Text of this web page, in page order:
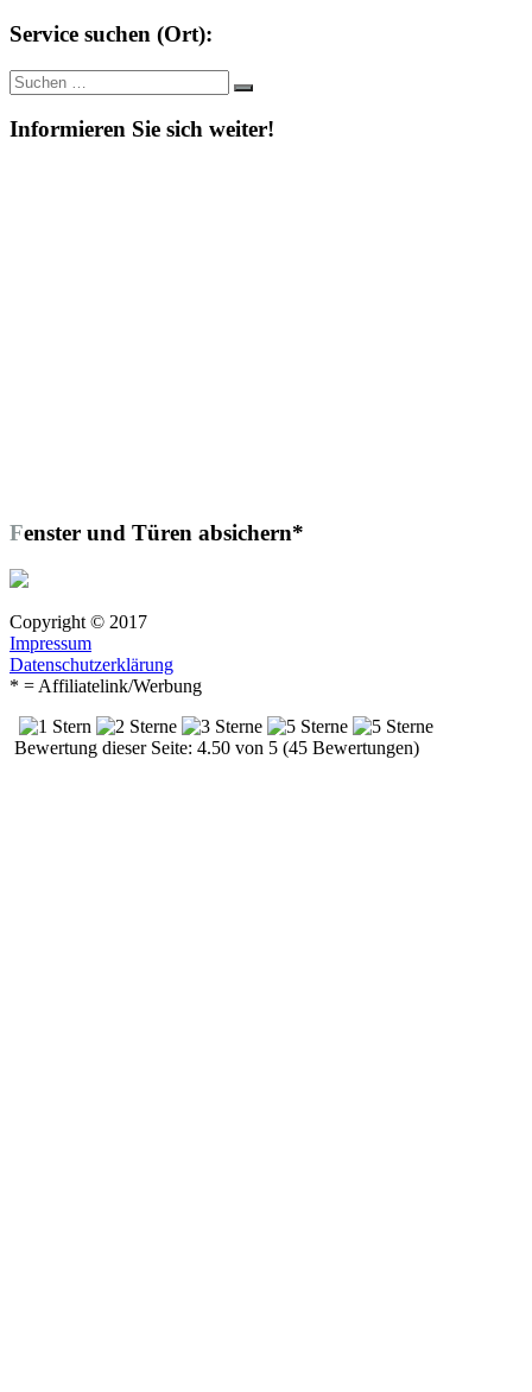
Service suchen (Ort):
Suche
nach:
Suchen
Informieren Sie sich weiter!
Fenster und Türen absichern*
Copyright © 2017
Impressum
Datenschutzerklärung
* = Affiliatelink/Werbung
Bewertung dieser Seite: 4.50 von 5 (45 Bewertungen)